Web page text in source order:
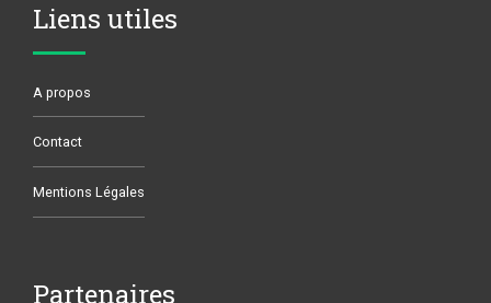
Liens utiles
A propos
Contact
Mentions Légales
Partenaires